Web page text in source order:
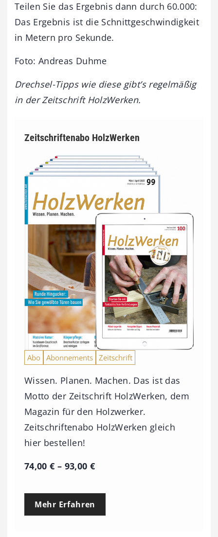
Teilen Sie das Ergebnis dann durch 60.000:
Das Ergebnis ist die Schnittgeschwindigkeit
in Metern pro Sekunde.
Foto: Andreas Duhme
Drechsel-Tipps wie diese gibt’s regelmäßig
in der Zeitschrift HolzWerken.
Zeitschriftenabo HolzWerken
Abo Abonnements Zeitschrift
Wissen. Planen. Machen. Das ist das
Motto der Zeitschrift HolzWerken, dem
Magazin für den Holzwerker.
Zeitschriftenabo HolzWerken gleich
hier bestellen!
74,00€ – 93,00 €P
e
Mehr Erfahren